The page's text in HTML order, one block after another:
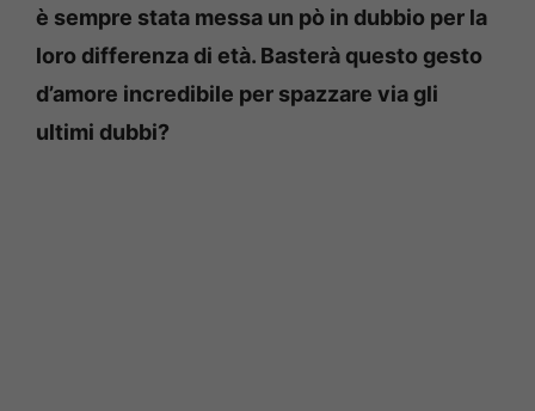
è sempre stata messa un pò in dubbio per la
loro differenza di età. Basterà questo gesto
d’amore incredibile per spazzare via gli
ultimi dubbi?